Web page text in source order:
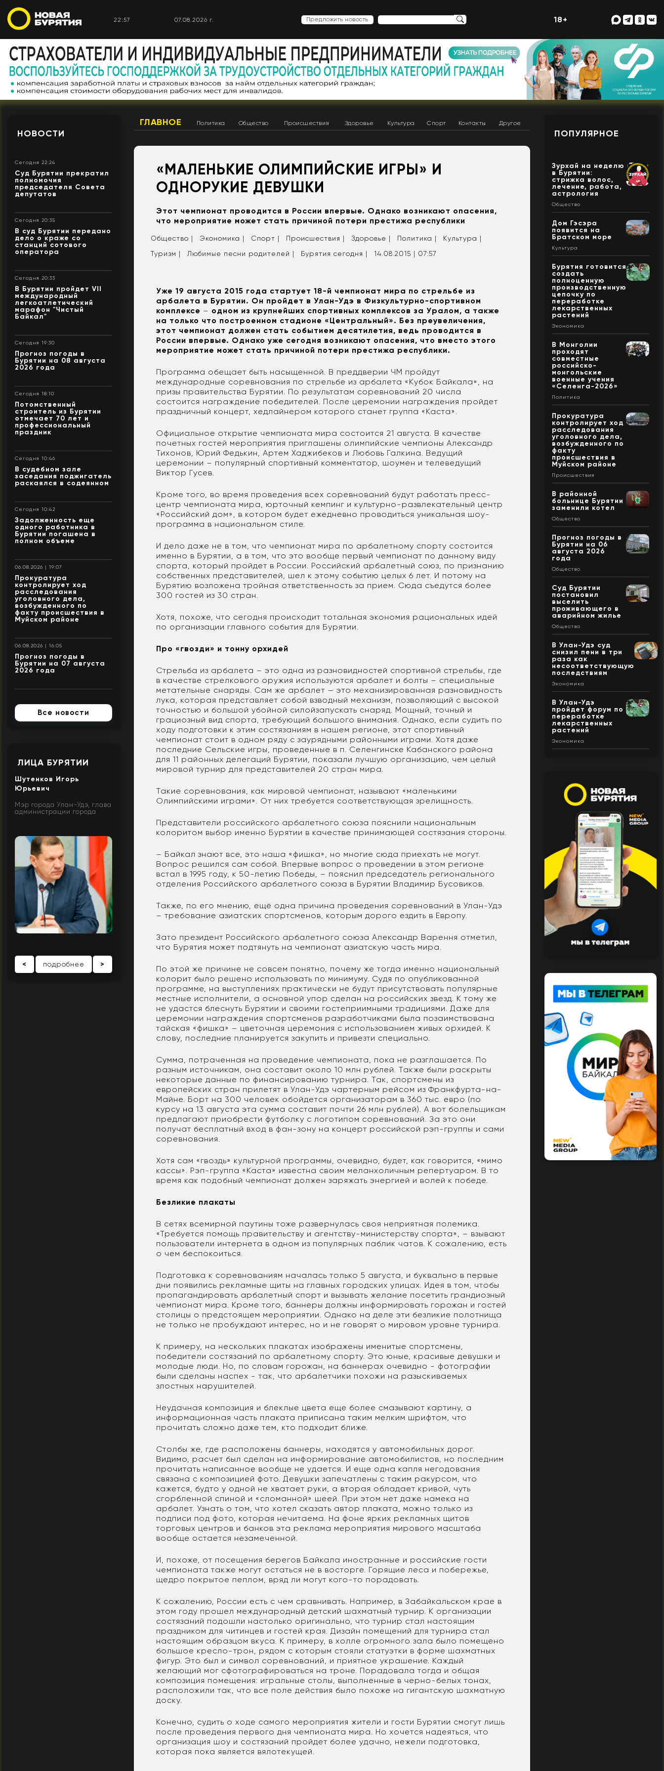
22:57 07.08.2026 г. Предложить новость 18+
НОВОСТИ
Сегодня 22:24
Суд Бурятии прекратил
полномочия
председателя Совета
депутатов
Сегодня 20:35
В суд Бурятии передано
дело о краже со
станций сотового
оператора
Сегодня 20:33
В Бурятии пройдет VII
международный
легкоатлетический
марафон "Чистый
Байкал"
Сегодня 19:30
Прогноз погоды в
Бурятии на 08 августа
2026 года
Сегодня 18:10
Потомственный
строитель из Бурятии
отмечает 70 лет и
профессиональный
праздник
Сегодня 10:46
В судебном зале
заседания поджигатель
раскаялся в содеянном
Сегодня 10:42
Задолженность еще
одного работника в
Бурятии погашена в
полном объеме
06.08.2026 | 19:07
Прокуратура
контролирует ход
расследования
уголовного дела,
возбужденного по
факту происшествия в
Муйском районе
06.08.2026 | 16:05
Прогноз погоды в
Бурятии на 07 августа
2026 года
Все новости
ЛИЦА БУРЯТИИ
Шутенков Игорь
Юрьевич
Мэр города Улан-Удэ, глава
администрации города
< подробнее >
ГЛАВНОЕ Политика Общество Происшествия Здоровье Культура Спорт Контакты Другое
«МАЛЕНЬКИЕ ОЛИМПИЙСКИЕ ИГРЫ» И
ОДНОРУКИЕ ДЕВУШКИ
Этот чемпионат проводится в России впервые. Однако возникают опасения,
что мероприятие может стать причиной потери престижа республики
Общество | Экономика | Спорт | Происшествия | Здоровье | Политика |
Культура |
Туризм |
Любимые песни родителей | Бурятия сегодня | 14.08.2015 | 07:57
Уже 19 августа 2015 года стартует 18-й чемпионат мира по стрельбе из
арбалета в Бурятии. Он пройдет в Улан-Удэ в Физкультурно-спортивном
комплексе – одном из крупнейших спортивных комплексов за Уралом, а также
на только что построенном стадионе «Центральный». Без преувеличения,
этот чемпионат должен стать событием десятилетия, ведь проводится в
России впервые. Однако уже сегодня возникают опасения, что вместо этого
мероприятие может стать причиной потери престижа республики.
Программа обещает быть насыщенной. В преддверии ЧМ пройдут
международные соревнования по стрельбе из арбалета «Кубок Байкала», на
призы правительства Бурятии. По результатам соревнований 20 числа
состоится награждение победителей. После церемонии награждения пройдет
праздничный концерт, хедлайнером которого станет группа «Каста».
Официальное открытие чемпионата мира состоится 21 августа. В качестве
почетных гостей мероприятия приглашены олимпийские чемпионы Александр
Тихонов, Юрий Федькин, Артем Хаджибеков и Любовь Галкина. Ведущий
церемонии – популярный спортивный комментатор, шоумен и телеведущий
Виктор Гусев.
Кроме того, во время проведения всех соревнований будут работать пресс-
центр чемпионата мира, юрточный кемпинг и культурно-развлекательный центр
«Российский дом», в котором будет ежедневно проводиться уникальная шоу-
программа в национальном стиле.
И дело даже не в том, что чемпионат мира по арбалетному спорту состоится
именно в Бурятии, а в том, что это вообще первый чемпионат по данному виду
спорта, который пройдет в России. Российский арбалетный союз, по признанию
собственных представителей, шел к этому событию целых 6 лет. И потому на
Бурятию возложена тройная ответственность за прием. Сюда съедутся более
300 гостей из 30 стран.
Хотя, похоже, что сегодня происходит тотальная экономия рациональных идей
по организации главного события для Бурятии.
Про «гвозди» и тонну орхидей
Стрельба из арбалета – это одна из разновидностей спортивной стрельбы, где
в качестве стрелкового оружия используются арбалет и болты – специальные
метательные снаряды. Сам же арбалет — это механизированная разновидность
лука, которая представляет собой взводный механизм, позволяющий с высокой
точностью и большой убойной силойзапускать снаряд. Мощный, точный и
грациозный вид спорта, требующий большого внимания. Однако, если судить по
ходу подготовки к этим состязаниям в нашем регионе, этот спортивный
чемпионат стоит в одном ряду с заурядными районными играми. Хотя даже
последние Сельские игры, проведенные в п. Селенгинске Кабанского района
для 11 районных делегаций Бурятии, показали лучшую организацию, чем целый
мировой турнир для представителей 20 стран мира.
Такие соревнования, как мировой чемпионат, называют «маленькими
Олимпийскими играми». От них требуется соответствующая зрелищность.
Представители российского арбалетного союза пояснили национальным
колоритом выбор именно Бурятии в качестве принимающей состязания стороны.
– Байкал знают все, это наша «фишка», но многие сюда приехать не могут.
Вопрос решился сам собой. Впервые вопрос о проведении в этом регионе
встал в 1995 году, к 50-летию Победы, – пояснил председатель регионального
отделения Российского арбалетного союза в Бурятии Владимир Бусовиков.
Также, по его мнению, ещё одна причина проведения соревнований в Улан-Удэ
– требование азиатских спортсменов, которым дорого ездить в Европу.
Зато президент Российского арбалетного союза Александр Варення отметил,
что Бурятия может подтянуть на чемпионат азиатскую часть мира.
По этой же причине не совсем понятно, почему же тогда именно национальный
колорит было решено использовать по минимуму. Судя по опубликованной
программе, на выступлениях практически не будут присутствовать популярные
местные исполнители, а основной упор сделан на российских звезд. К тому же
не удастся блеснуть Бурятии и своими гостеприимными традициями. Даже для
церемонии награждения спортсменов разработчиками была позаимствована
тайская «фишка» – цветочная церемония с использованием живых орхидей. К
слову, последние планируется закупить и привезти специально.
Сумма, потраченная на проведение чемпионата, пока не разглашается. По
разным источникам, она составит около 10 млн рублей. Также были раскрыты
некоторые данные по финансированию турнира. Так, спортсмены из
европейских стран прилетят в Улан-Удэ чартерным рейсом из Франкфурта-на-
Майне. Борт на 300 человек обойдется организаторам в 360 тыс. евро (по
курсу на 13 августа эта сумма составит почти 26 млн рублей). А вот болельщикам
предлагают приобрести футболку с логотипом соревнований. За это они
получат бесплатный вход в фан-зону на концерт российской рэп-группы и сами
соревнования.
Хотя сам «гвоздь» культурной программы, очевидно, будет, как говорится, «мимо
кассы». Рэп-группа «Каста» известна своим меланхоличным репертуаром. В то
время как подобный чемпионат должен заряжать энергией и волей к победе.
Безликие плакаты
В сетях всемирной паутины тоже развернулась своя неприятная полемика.
«Требуется помощь правительству и агентству-министерству спорта», – взывают
пользователи интернета в одном из популярных паблик чатов. К сожалению, есть
о чем беспокоиться.
Подготовка к соревнованиям началась только 5 августа, и буквально в первые
дни появились рекламные щиты на главных городских улицах. Идея в том, чтобы
пропагандировать арбалетный спорт и вызывать желание посетить грандиозный
чемпионат мира. Кроме того, баннеры должны информировать горожан и гостей
столицы о предстоящем мероприятии. Однако на деле эти безликие полотнища
не только не пробуждают интерес, но и не говорят о мировом уровне турнира.
К примеру, на нескольких плакатах изображены именитые спортсмены,
победители состязаний по арбалетному спорту. Это юные, красивые девушки и
молодые люди. Но, по словам горожан, на баннерах очевидно - фотографии
были сделаны наспех - так, что арбалетчики похожи на разыскиваемых
злостных нарушителей.
Неудачная композиция и блеклые цвета еще более смазывают картину, а
информационная часть плаката приписана таким мелким шрифтом, что
прочитать сложно даже тем, кто подходит ближе.
Столбы же, где расположены баннеры, находятся у автомобильных дорог.
Видимо, расчет был сделан на информирование автомобилистов, но последним
прочитать написанное вообще не удается. И еще одна капля негодования
связана с композицией фото. Девушки запечатлены с таким ракурсом, что
кажется, будто у одной не хватает руки, а вторая обладает кривой, чуть
сгорбленной спиной и «сломанной» шеей. При этом нет даже намека на
арбалет. Узнать о том, что хотел сказать автор плаката, можно только из
подписи под фото, которая нечитаема. На фоне ярких рекламных щитов
торговых центров и банков эта реклама мероприятия мирового масштаба
вообще остается незамеченной.
И, похоже, от посещения берегов Байкала иностранные и российские гости
чемпионата также могут остаться не в восторге. Горящие леса и побережье,
щедро покрытое пеплом, вряд ли могут кого-то порадовать.
К сожалению, России есть с чем сравнивать. Например, в Забайкальском крае в
этом году прошел международный детский шахматный турнир. К организации
состязаний подошли настолько оригинально, что турнир стал настоящим
праздником для читинцев и гостей края. Дизайн помещений для турнира стал
настоящим образцом вкуса. К примеру, в холле огромного зала было помещено
большое кресло-трон, рядом с которым стояли статуэтки в форме шахматных
фигур. Это был и символ соревнований, и приятное украшение. Каждый
желающий мог сфотографироваться на троне. Порадовала тогда и общая
композиция помещения: игральные столы, выполненные в черно-белых тонах,
расположили так, что все поле действия было похоже на гигантскую шахматную
доску.
Конечно, судить о ходе самого мероприятия жители и гости Бурятии смогут лишь
после проведения первого дня чемпионата мира. Но хочется надеяться, что
организация шоу и состязаний пройдет более удачно, нежели подготовка,
которая пока является вялотекущей.
ПОПУЛЯРНОЕ
Зурхай на неделю
в Бурятии:
стрижка волос,
лечение, работа,
астрология
Общество
Дом Гэсэра
появится на
Братском море
Культура
Бурятия готовится
создать
полноценную
производственную
цепочку по
переработке
лекарственных
растений
Экономика
В Монголии
проходят
совместные
российско-
монгольские
военные учения
«Селенга-2026»
Политика
Прокуратура
контролирует ход
расследования
уголовного дела,
возбужденного по
факту
происшествия в
Муйском районе
Происшествия
В районной
больнице Бурятии
заменили котел
Общество
Прогноз погоды в
Бурятии на 06
августа 2026
года
Общество
Суд Бурятии
постановил
выселить
проживающего в
аварийном жилье
Общество
В Улан-Удэ суд
снизил пени в три
раза как
несоответствующую
последствиям
Экономика
В Улан-Удэ
пройдет форум по
переработке
лекарственных
растений
Экономика